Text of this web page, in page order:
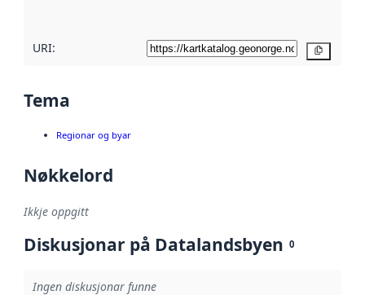
URI:
Tema
Regionar og byar
Nøkkelord
Ikkje oppgitt
Diskusjonar på Datalandsbyen 0
Ingen diskusjonar funne